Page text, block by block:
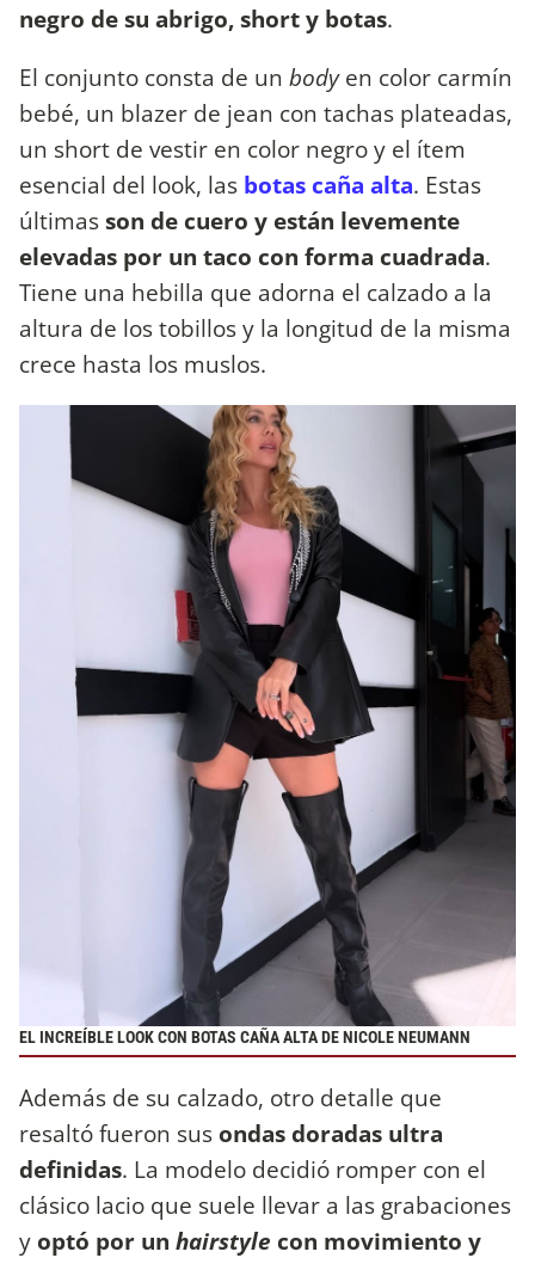
negro de su abrigo, short y botas.
El conjunto consta de un bodyen color carmín
bebé, un blazer de jean con tachas plateadas,
un short de vestir en color negro y el ítem
esencial del look, las botas caña alta. Estas
últimasson de cuero y están levemente
elevadas por un taco con forma cuadrada.
Tiene una hebilla que adorna el calzado a la
altura de los tobillos y la longitud de la misma
crece hasta los muslos.
EL INCREÍBLE LOOK CON BOTAS CAÑA ALTA DE NICOLE NEUMANN
Además de su calzado, otro detalle que
resaltó fueron sus ondas doradas ultra
definidas. La modelo decidió romper con el
clásico lacio que suele llevar a las grabaciones
y optó por un hairstyle con movimiento y